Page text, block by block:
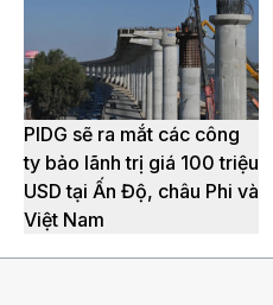
PIDG sẽ ra mắt các công
ty bảo lãnh trị giá 100 triệu
USD tại Ấn Độ, châu Phi và
Việt Nam